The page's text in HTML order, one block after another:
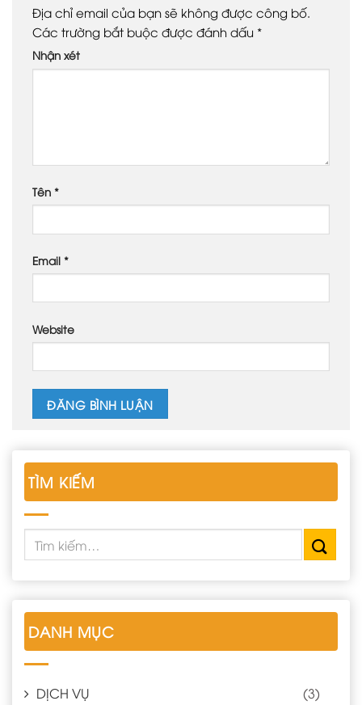
Địa chỉ email của bạn sẽ không được công bố.
Các trường bắt buộc được đánh dấu *
Nhận xét
Tên *
Email *
Website
TÌM KIẾM
DANH MỤC
DỊCH VỤ
(3)